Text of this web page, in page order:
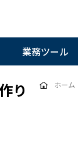
業務ツール
り
ホーム